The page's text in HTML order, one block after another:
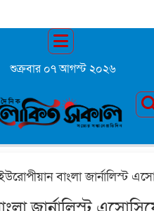
শুক্রবার ০৭ আগস্ট ২০২৬